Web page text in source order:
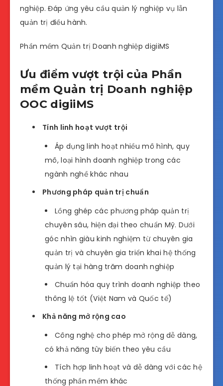
nghiệp. Đáp ứng yêu cầu quản lý nghiệp vụ lẫn
quản trị điều hành.
Phần mềm Quản trị Doanh nghiệp digiiMS
Ưu điểm vượt trội của Phần
mềm Quản trị Doanh nghiệp
OOC digiiMS
Tính linh hoạt vượt trội
Áp dụng linh hoạt nhiều mô hình, quy
mô, loại hình doanh nghiệp trong các
ngành nghề khác nhau
Phương pháp quản trị chuẩn
Lồng ghép các phương pháp quản trị
chuyên sâu, hiện đại theo chuẩn Mỹ. Dưới
góc nhìn giàu kinh nghiệm từ chuyên gia
quản trị và chuyên gia triển khai hệ thống
quản lý tại hàng trăm doanh nghiệp
Chuẩn hóa quy trình doanh nghiệp theo
thông lệ tốt (Việt Nam và Quốc tế)
Khả năng mở rộng cao
Công nghệ cho phép mở rộng dễ dàng,
có khả năng tùy biến theo yêu cầu
Tích hợp linh hoạt và dễ dàng với các hệ
thống phần mềm khác